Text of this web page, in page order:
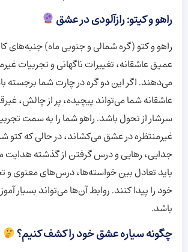
راهو و کیتو: رازآلودی در عشق
راهو و کتو (گره شمالی و جنوبی ماه) جنبه‌های
عمیق عاشقانه، تغییرات ناگهانی و تجربیات
می‌دهند. اگر این دو گره در چارت شما برجسته
عاشقانه شما می‌تواند پیچیده، پر از چالش،
سرشار از تحول باشد. راهو شما را به سمت
غیرمنتظره در عشق می‌کشاند، در حالی که کتو
جدایی، رهایی و درس گرفتن از گذشته هدایت
باید تعادل بین خواسته‌ها، درس‌های معنوی و
خود را پیدا کنند. روابط آن‌ها می‌تواند بسیار
باشد.
چگونه سیاره عشق خود را کشف کنیم؟